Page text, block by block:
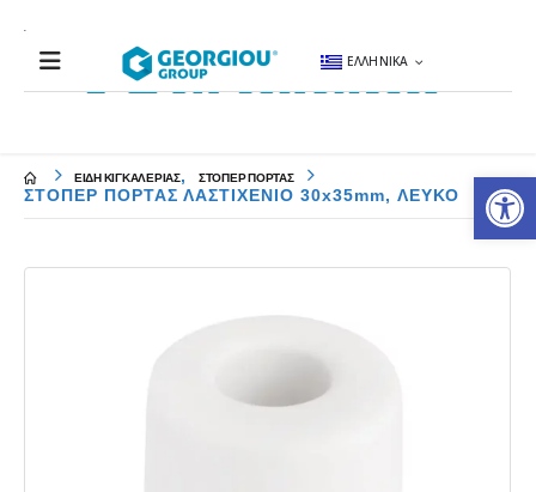
ΕΛΛΗΝΙΚΆ
ΕΙΔΗ ΚΙΓΚΑΛΕΡΙΑΣ, ΣΤΟΠΕΡ ΠΟΡΤΑΣ
ΣΤΟΠΕΡ ΠΟΡΤΑΣ ΛΑΣΤΙΧΕΝΙΟ 30x35mm, ΛΕΥΚΟ